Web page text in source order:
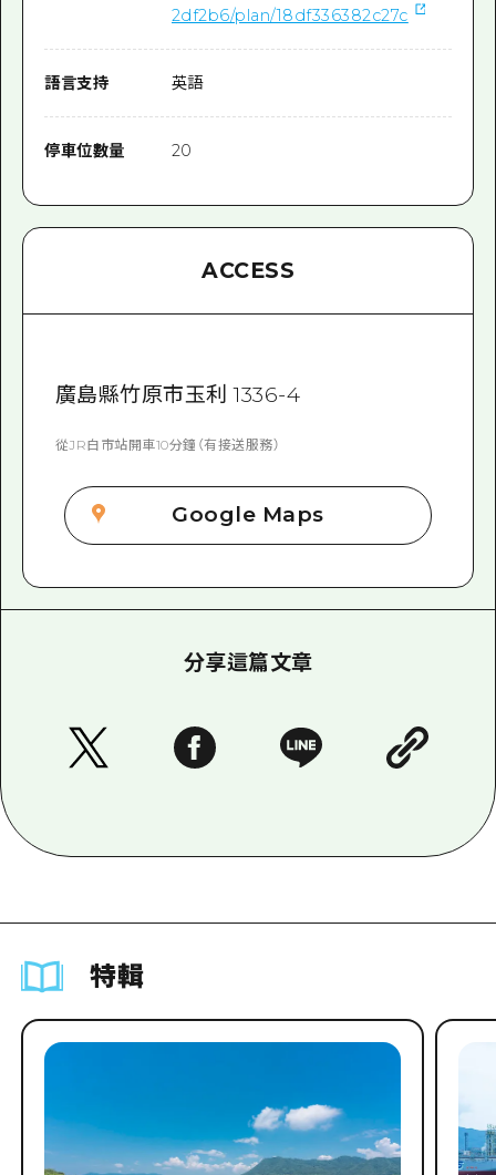
2df2b6/plan/18df336382c27c
語言支持 英語
停車位數量 20
ACCESS
廣島縣竹原市玉利 1336-4
從JR白市站開車10分鐘（有接送服務）
Google Maps
分享這篇文章
特輯